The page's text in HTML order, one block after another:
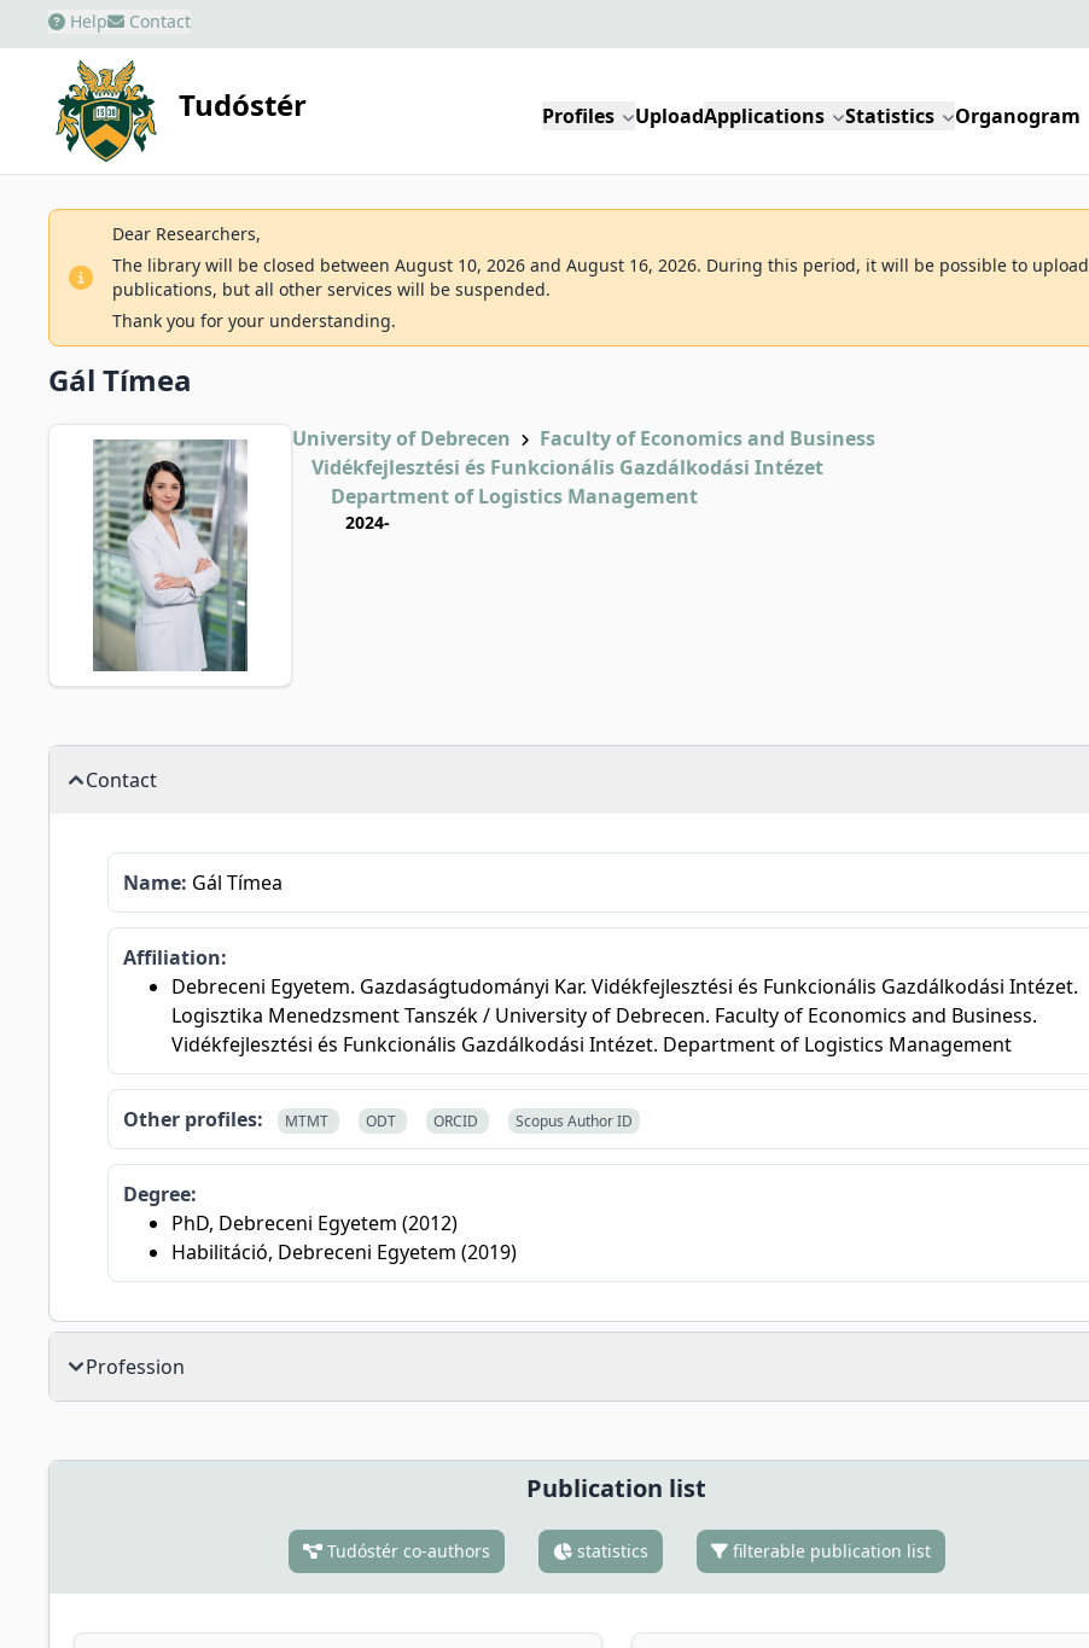
Help Contact
Tudóstér Profiles UploadApplications Statistics Organogram
Dear Researchers,
The library will be closed between August 10, 2026 and August 16, 2026. During this period, it will be possible to upload
publications, but all other services will be suspended.
Thank you for your understanding.
Gál Tímea
University of Debrecen
Faculty of Economics and Business
Vidékfejlesztési és Funkcionális Gazdálkodási Intézet
Department of Logistics Management
2024-
Contact
Name: Gál Tímea
Affiliation:
Debreceni Egyetem. Gazdaságtudományi Kar. Vidékfejlesztési és Funkcionális Gazdálkodási Intézet.
Logisztika Menedzsment Tanszék / University of Debrecen. Faculty of Economics and Business.
Vidékfejlesztési és Funkcionális Gazdálkodási Intézet. Department of Logistics Management
Other profiles: MTMT ODT ORCID Scopus Author ID
Degree:
PhD, Debreceni Egyetem (2012)
Habilitáció, Debreceni Egyetem (2019)
Profession
Publication list
Tudóstér co-authors statistics filterable publication list